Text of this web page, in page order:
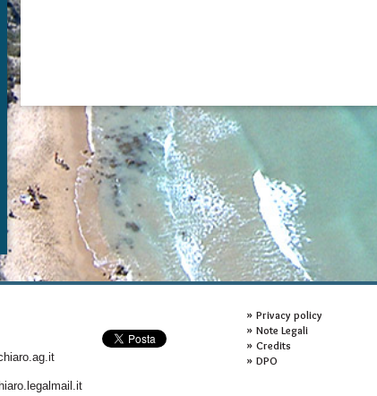
Privacy policy
Note Legali
Credits
DPO